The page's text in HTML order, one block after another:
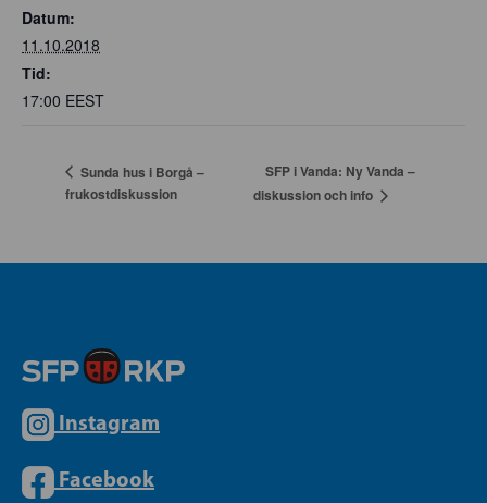
Datum:
11.10.2018
Tid:
17:00 EEST
Sunda hus i Borgå –
frukostdiskussion
SFP i Vanda: Ny Vanda –
diskussion och info
Instagram
Facebook